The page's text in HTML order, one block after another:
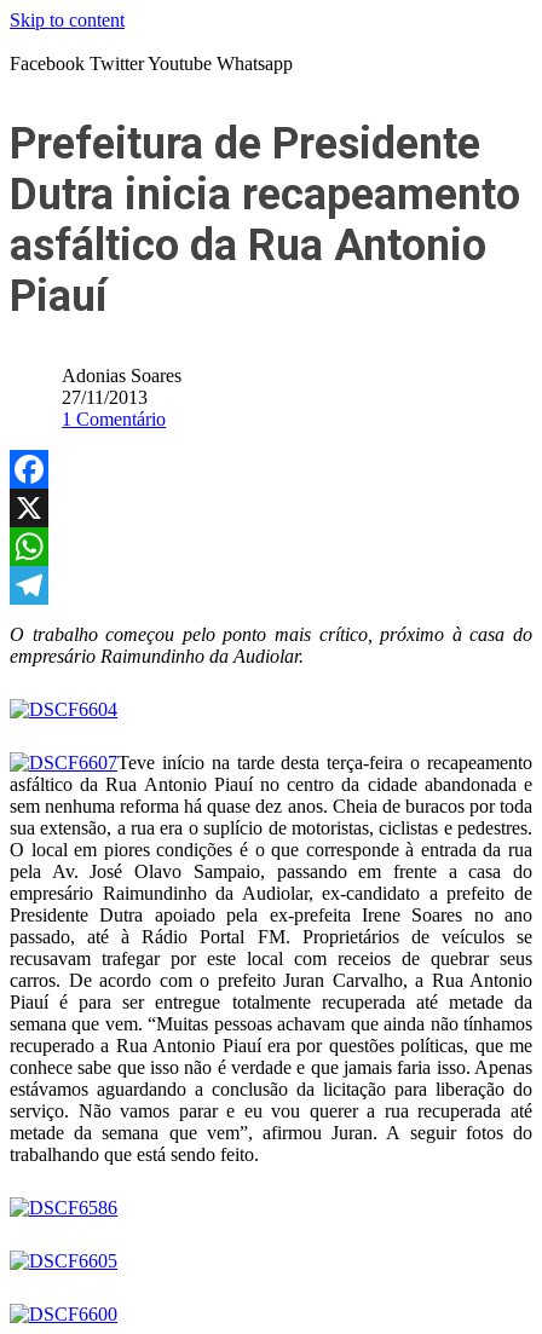
Skip to content
Facebook TwitterYoutube Whatsapp
Prefeitura de Presidente
Dutra inicia recapeamento
asfáltico da Rua Antonio
Piauí
Adonias Soares
27/11/2013
1 Comentário
Facebook
X
WhatsApp
Telegram
O trabalho começou pelo ponto mais crítico, próximo à casa do
empresário Raimundinho da Audiolar.
Teve início na tarde desta terça-feira o recapeamento
asfáltico da Rua Antonio Piauí no centro da cidade abandonada e
sem nenhuma reforma há quase dez anos. Cheia de buracos por toda
sua extensão, a rua era o suplício de motoristas, ciclistas e pedestres.
O local em piores condições é o que corresponde à entrada da rua
pela Av. José Olavo Sampaio, passando em frente a casa do
empresário Raimundinho da Audiolar, ex-candidato a prefeito de
Presidente Dutra apoiado pela ex-prefeita Irene Soares no ano
passado, até à Rádio Portal FM. Proprietários de veículos se
recusavam trafegar por este local com receios de quebrar seus
carros. De acordo com o prefeito Juran Carvalho, a Rua Antonio
Piauí é para ser entregue totalmente recuperada até metade da
semana que vem. “Muitas pessoas achavam que ainda não tínhamos
recuperado a Rua Antonio Piauí era por questões políticas, que me
conhece sabe que isso não é verdade e que jamais faria isso. Apenas
estávamos aguardando a conclusão da licitação para liberação do
serviço. Não vamos parar e eu vou querer a rua recuperada até
metade da semana que vem”, afirmou Juran. A seguir fotos do
trabalhando que está sendo feito.